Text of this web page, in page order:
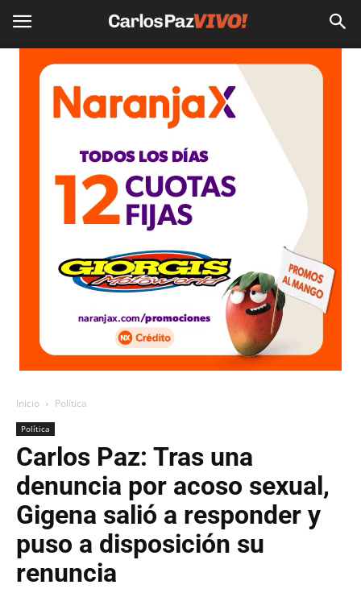
Inicio Política
Política
Carlos Paz: Tras una
denuncia por acoso sexual,
Gigena salió a responder y
puso a disposición su
renuncia